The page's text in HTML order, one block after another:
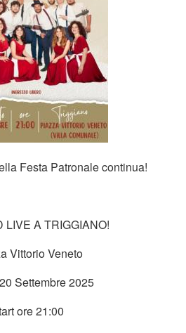
Festa Patronale continua!
LIVE A TRIGGIANO!
Vittorio Veneto
Settembre 2025
ore 21:00